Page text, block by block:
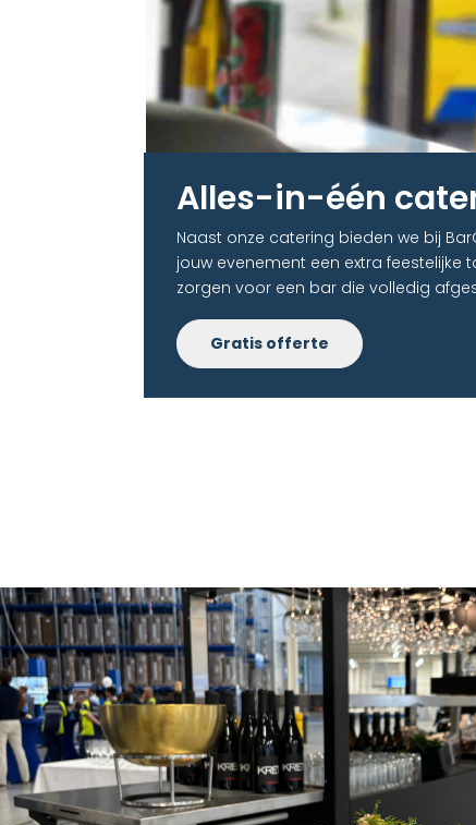
Alles-in-één
Naast onze catering bieden we bij
jouw evenement een extra feestelijke
zorgen voor een bar die volledig
Gratis offerte